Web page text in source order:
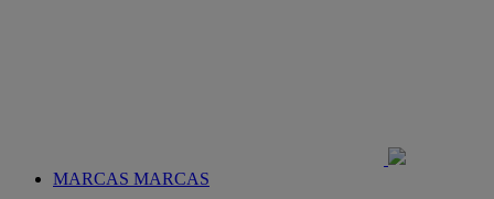
MARCAS MARCAS